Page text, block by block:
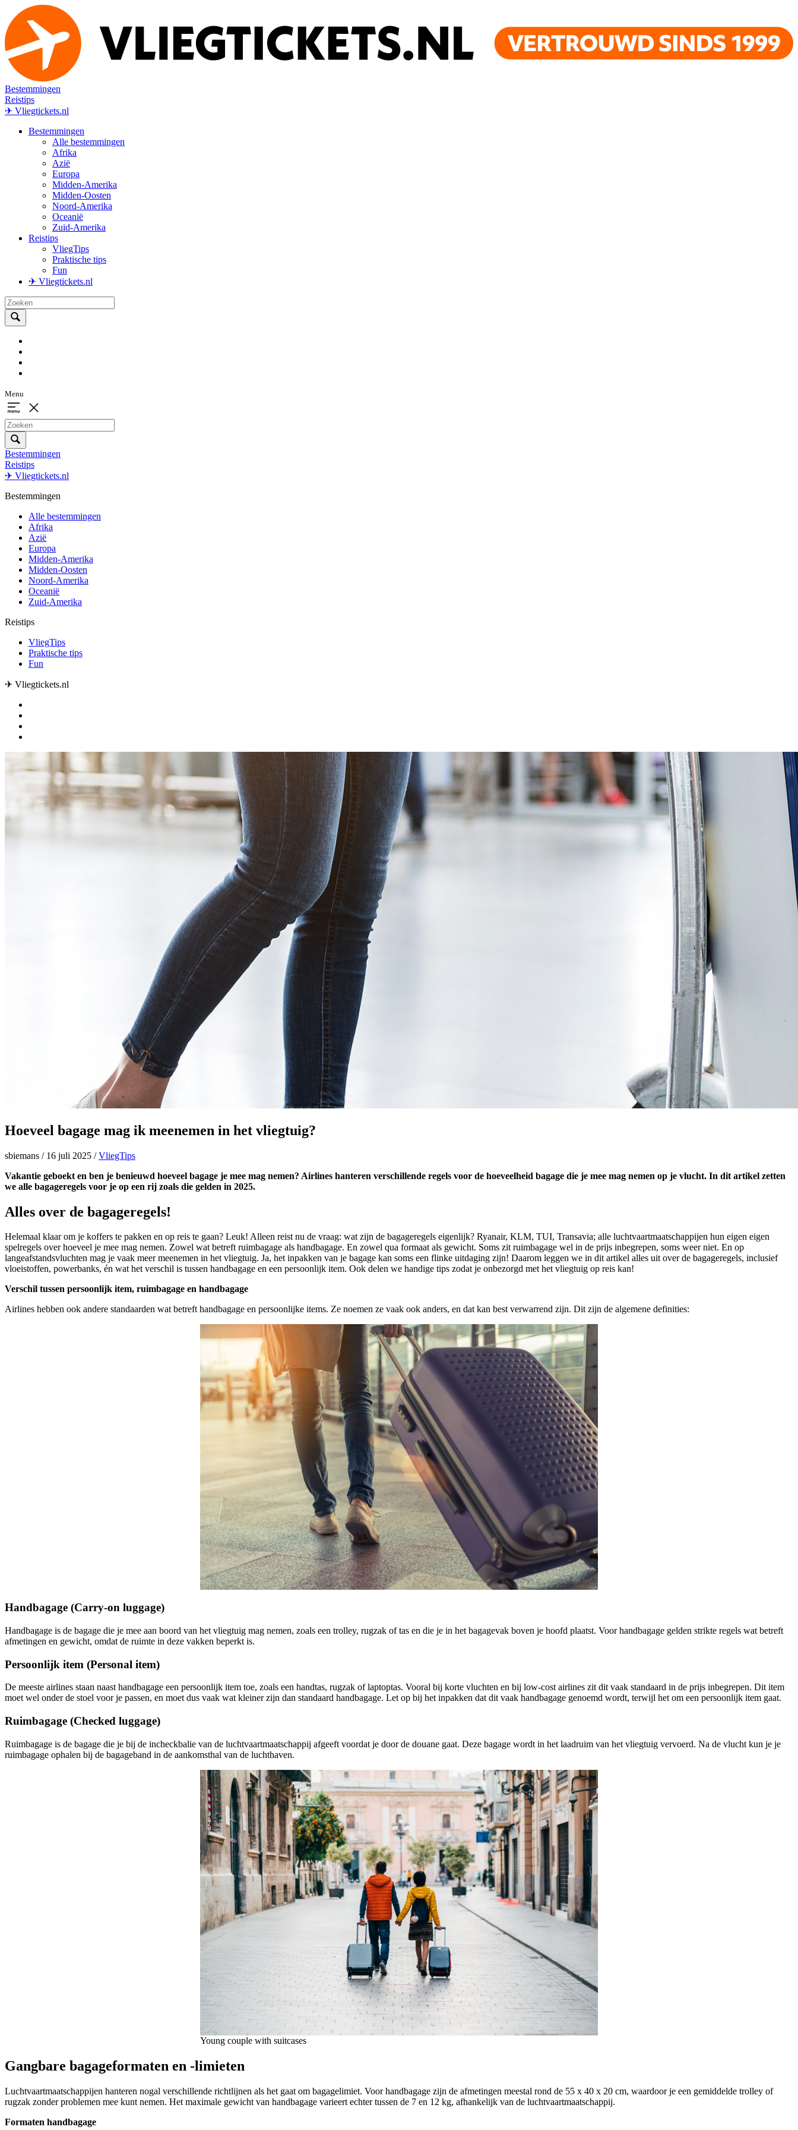
Bestemmingen
Reistips
✈ Vliegtickets.nl
Bestemmingen
Alle bestemmingen
Afrika
Azië
Europa
Midden-Amerika
Midden-Oosten
Noord-Amerika
Oceanië
Zuid-Amerika
Reistips
VliegTips
Praktische tips
Fun
✈ Vliegtickets.nl
Menu
Bestemmingen
Reistips
✈ Vliegtickets.nl
Bestemmingen
Alle bestemmingen
Afrika
Azië
Europa
Midden-Amerika
Midden-Oosten
Noord-Amerika
Oceanië
Zuid-Amerika
Reistips
VliegTips
Praktische tips
Fun
✈ Vliegtickets.nl
Hoeveel bagage mag ik meenemen in het vliegtuig?
sbiemans /16 juli 2025 / VliegTips
Vakantie geboekt en ben je benieuwd hoeveel bagage je mee mag nemen? Airlines hanteren verschillende regels voor de hoeveelheid bagage die je mee mag nemen op je vlucht. In dit artikel zetten
we alle bagageregels voor je op een rij zoals die gelden in 2025.
Alles over de bagageregels!
Helemaal klaar om je koffers te pakken en op reis te gaan? Leuk! Alleen reist nu de vraag: wat zijn de bagageregels eigenlijk? Ryanair, KLM, TUI, Transavia; alle luchtvaartmaatschappijen hun eigen eigen
spelregels over hoeveel je mee mag nemen. Zowel wat betreft ruimbagage als handbagage. En zowel qua formaat als gewicht. Soms zit ruimbagage wel in de prijs inbegrepen, soms weer niet. En op
langeafstandsvluchten mag je vaak meer meenemen in het vliegtuig. Ja, het inpakken van je bagage kan soms een flinke uitdaging zijn! Daarom leggen we in dit artikel alles uit over de bagageregels, inclusief
vloeistoffen, powerbanks, én wat het verschil is tussen handbagage en een persoonlijk item. Ook delen we handige tips zodat je onbezorgd met het vliegtuig op reis kan!
Verschil tussen persoonlijk item, ruimbagage en handbagage
Airlines hebben ook andere standaarden wat betreft handbagage en persoonlijke items. Ze noemen ze vaak ook anders, en dat kan best verwarrend zijn. Dit zijn de algemene definities:
Handbagage (Carry-on luggage)
Handbagage is de bagage die je mee aan boord van het vliegtuig mag nemen, zoals een trolley, rugzak of tas en die je in het bagagevak boven je hoofd plaatst. Voor handbagage gelden strikte regels wat betreft
afmetingen en gewicht, omdat de ruimte in deze vakken beperkt is.
Persoonlijk item (Personal item)
De meeste airlines staan naast handbagage een persoonlijk item toe, zoals een handtas, rugzak of laptoptas. Vooral bij korte vluchten en bij low-cost airlines zit dit vaak standaard in de prijs inbegrepen. Dit item
moet wel onder de stoel voor je passen, en moet dus vaak wat kleiner zijn dan standaard handbagage. Let op bij het inpakken dat dit vaak handbagage genoemd wordt, terwijl het om een persoonlijk item gaat.
Ruimbagage (Checked luggage)
Ruimbagage is de bagage die je bij de incheckbalie van de luchtvaartmaatschappij afgeeft voordat je door de douane gaat. Deze bagage wordt in het laadruim van het vliegtuig vervoerd. Na de vlucht kun je je
ruimbagage ophalen bij de bagageband in de aankomsthal van de luchthaven.
Young couple with suitcases
Gangbare bagageformaten en -limieten
Luchtvaartmaatschappijen hanteren nogal verschillende richtlijnen als het gaat om bagagelimiet. Voor handbagage zijn de afmetingen meestal rond de 55 x 40 x 20 cm, waardoor je een gemiddelde trolley of
rugzak zonder problemen mee kunt nemen. Het maximale gewicht van handbagage varieert echter tussen de 7 en 12 kg, afhankelijk van de luchtvaartmaatschappij.
Formaten handbagage